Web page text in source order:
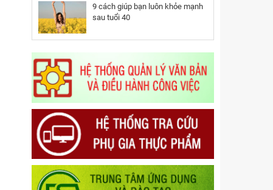
9 cách giúp bạn luôn khỏe mạnh
sau tuổi 40